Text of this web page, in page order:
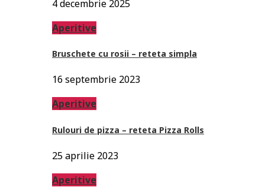
4 decembrie 2025
Aperitive
Bruschete cu rosii – reteta simpla
16 septembrie 2023
Aperitive
Rulouri de pizza – reteta Pizza Rolls
25 aprilie 2023
Aperitive